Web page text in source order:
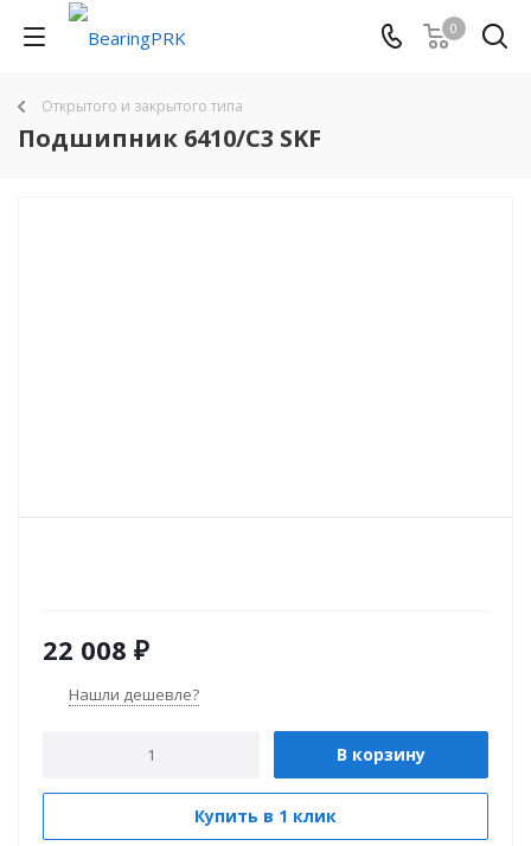
0
Открытого и закрытого типа
Подшипник 6410/C3 SKF
22 008 ₽
Нашли дешевле?
В корзину
Купить в 1 клик